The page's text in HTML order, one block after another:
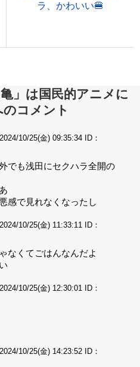
ラ、かわいい🍔
」は国民的アニメに
コメント
10/25(金) 09:35:34
ID：
でも浅田にセクハラ全開の
感で見れなくなったし
10/25(金) 11:33:11
ID：
なくてごはんなんだよ‌
10/25(金) 12:30:01
ID：
10/25(金) 14:23:52
ID：